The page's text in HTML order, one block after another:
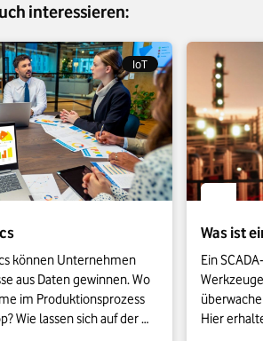
interessieren:
IoT
können Unternehmen
aus Daten gewinnen. Wo
im Produktionsprozess
Wie lassen sich auf der
Was ist
Ein
Hier